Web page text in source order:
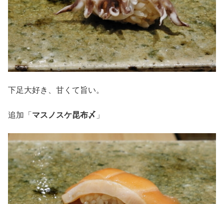
下足大好き、甘くて旨い。
追加「 マスノスケ昆布〆 」